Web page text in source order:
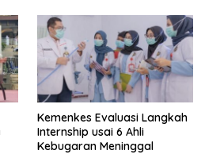
Kemenkes Evaluasi Langkah
Internship usai 6 Ahli
Kebugaran Meninggal